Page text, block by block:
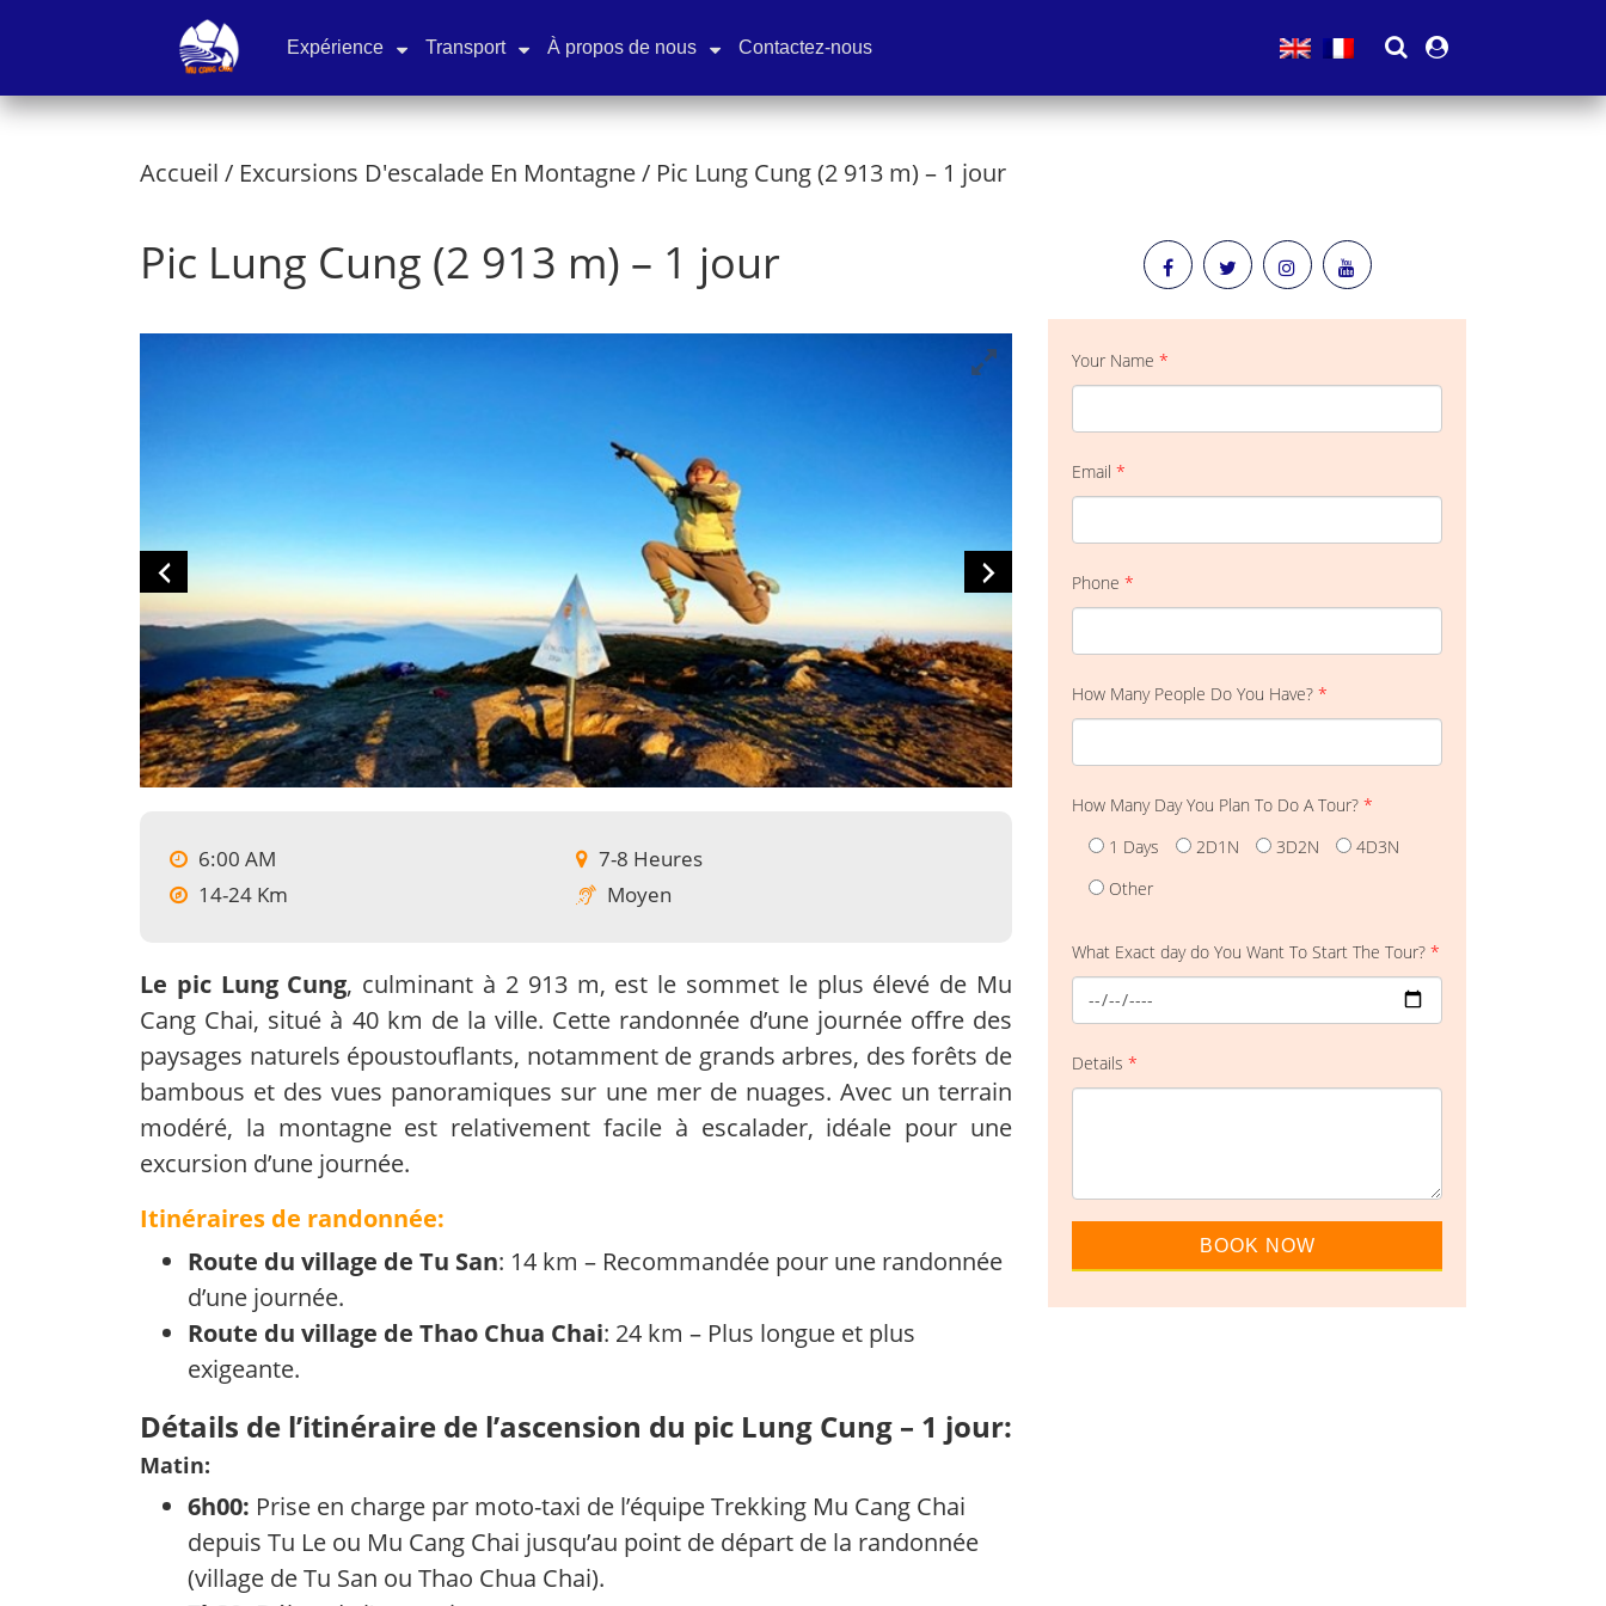
Expérience Transport À propos de nous Contactez-nous
Accueil / Excursions D'escalade En Montagne/ Pic Lung Cung (2 913 m) – 1 jour
Pic Lung Cung (2 913 m) – 1 jour
6:00 AM
7-8 Heures
14-24 Km
Moyen
Le pic Lung Cung, culminant à 2 913 m, est le sommet le plus élevé de Mu
Cang Chai, situé à 40 km de la ville. Cette randonnée d’une journée offre des
paysages naturels époustouflants, notamment de grands arbres, des forêts de
bambous et des vues panoramiques sur une mer de nuages. Avec un terrain
modéré, la montagne est relativement facile à escalader, idéale pour une
excursion d’une journée.
Itinéraires de randonnée:
Route du village de Tu San: 14 km – Recommandée pour une randonnée
d’une journée.
Route du village de Thao Chua Chai: 24 km – Plus longue et plus
exigeante.
Détails de l’itinéraire de l’ascension du pic Lung Cung – 1 jour:
Matin:
6h00: Prise en charge par moto-taxi de l’équipe Trekking Mu Cang Chai
depuis Tu Le ou Mu Cang Chai jusqu’au point de départ de la randonnée
(village de Tu San ou Thao Chua Chai).
Your Name *
Email *
Phone *
How Many People Do You Have? *
How Many Day You Plan To Do A Tour? *
1 Days
2D1N 3D2N
4D3N
Other
What Exact day do You Want To Start The Tour? *
Details *